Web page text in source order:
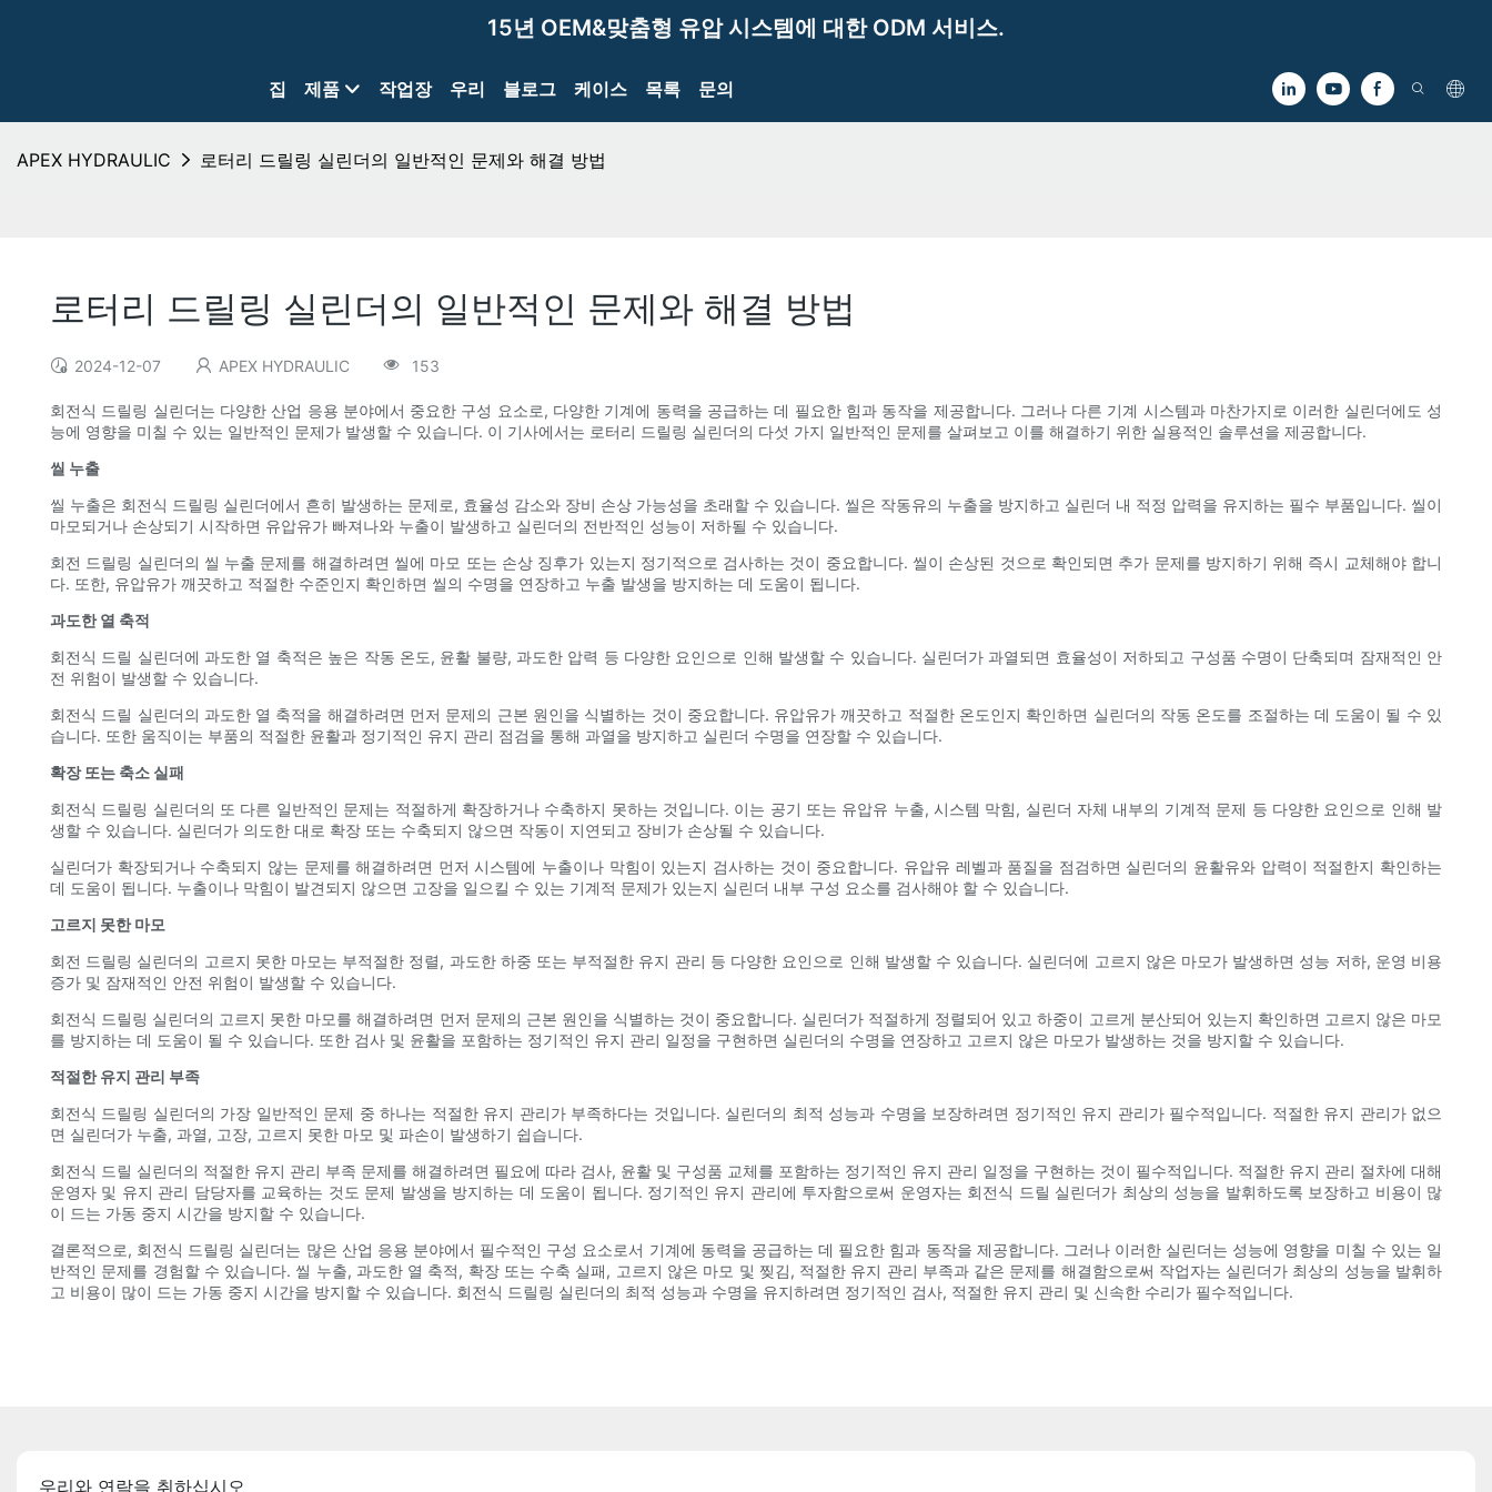
15년 OEM&맞춤형 유압 시스템에 대한 ODM 서비스.
집 제품 작업장 우리 블로그 케이스 목록 문의
APEX HYDRAULIC 로터리 드릴링 실린더의 일반적인 문제와 해결 방법
로터리 드릴링 실린더의 일반적인 문제와 해결 방법
2024-12-07 APEX HYDRAULIC 153
회전식 드릴링 실린더는 다양한 산업 응용 분야에서 중요한 구성 요소로, 다양한 기계에 동력을 공급하는 데 필요한 힘과 동작을 제공합니다. 그러나 다른 기계 시스템과 마찬가지로 이러한 실린더에도 성
능에 영향을 미칠 수 있는 일반적인 문제가 발생할 수 있습니다. 이 기사에서는 로터리 드릴링 실린더의 다섯 가지 일반적인 문제를 살펴보고 이를 해결하기 위한 실용적인 솔루션을 제공합니다.
씰 누출
씰 누출은 회전식 드릴링 실린더에서 흔히 발생하는 문제로, 효율성 감소와 장비 손상 가능성을 초래할 수 있습니다. 씰은 작동유의 누출을 방지하고 실린더 내 적정 압력을 유지하는 필수 부품입니다. 씰이
마모되거나 손상되기 시작하면 유압유가 빠져나와 누출이 발생하고 실린더의 전반적인 성능이 저하될 수 있습니다.
회전 드릴링 실린더의 씰 누출 문제를 해결하려면 씰에 마모 또는 손상 징후가 있는지 정기적으로 검사하는 것이 중요합니다. 씰이 손상된 것으로 확인되면 추가 문제를 방지하기 위해 즉시 교체해야 합니
다. 또한, 유압유가 깨끗하고 적절한 수준인지 확인하면 씰의 수명을 연장하고 누출 발생을 방지하는 데 도움이 됩니다.
과도한 열 축적
회전식 드릴 실린더에 과도한 열 축적은 높은 작동 온도, 윤활 불량, 과도한 압력 등 다양한 요인으로 인해 발생할 수 있습니다. 실린더가 과열되면 효율성이 저하되고 구성품 수명이 단축되며 잠재적인 안
전 위험이 발생할 수 있습니다.
회전식 드릴 실린더의 과도한 열 축적을 해결하려면 먼저 문제의 근본 원인을 식별하는 것이 중요합니다. 유압유가 깨끗하고 적절한 온도인지 확인하면 실린더의 작동 온도를 조절하는 데 도움이 될 수 있
습니다. 또한 움직이는 부품의 적절한 윤활과 정기적인 유지 관리 점검을 통해 과열을 방지하고 실린더 수명을 연장할 수 있습니다.
확장 또는 축소 실패
회전식 드릴링 실린더의 또 다른 일반적인 문제는 적절하게 확장하거나 수축하지 못하는 것입니다. 이는 공기 또는 유압유 누출, 시스템 막힘, 실린더 자체 내부의 기계적 문제 등 다양한 요인으로 인해 발
생할 수 있습니다. 실린더가 의도한 대로 확장 또는 수축되지 않으면 작동이 지연되고 장비가 손상될 수 있습니다.
실린더가 확장되거나 수축되지 않는 문제를 해결하려면 먼저 시스템에 누출이나 막힘이 있는지 검사하는 것이 중요합니다. 유압유 레벨과 품질을 점검하면 실린더의 윤활유와 압력이 적절한지 확인하는
데 도움이 됩니다. 누출이나 막힘이 발견되지 않으면 고장을 일으킬 수 있는 기계적 문제가 있는지 실린더 내부 구성 요소를 검사해야 할 수 있습니다.
고르지 못한 마모
회전 드릴링 실린더의 고르지 못한 마모는 부적절한 정렬, 과도한 하중 또는 부적절한 유지 관리 등 다양한 요인으로 인해 발생할 수 있습니다. 실린더에 고르지 않은 마모가 발생하면 성능 저하, 운영 비용
증가 및 잠재적인 안전 위험이 발생할 수 있습니다.
회전식 드릴링 실린더의 고르지 못한 마모를 해결하려면 먼저 문제의 근본 원인을 식별하는 것이 중요합니다. 실린더가 적절하게 정렬되어 있고 하중이 고르게 분산되어 있는지 확인하면 고르지 않은 마모
를 방지하는 데 도움이 될 수 있습니다. 또한 검사 및 윤활을 포함하는 정기적인 유지 관리 일정을 구현하면 실린더의 수명을 연장하고 고르지 않은 마모가 발생하는 것을 방지할 수 있습니다.
적절한 유지 관리 부족
회전식 드릴링 실린더의 가장 일반적인 문제 중 하나는 적절한 유지 관리가 부족하다는 것입니다. 실린더의 최적 성능과 수명을 보장하려면 정기적인 유지 관리가 필수적입니다. 적절한 유지 관리가 없으
면 실린더가 누출, 과열, 고장, 고르지 못한 마모 및 파손이 발생하기 쉽습니다.
회전식 드릴 실린더의 적절한 유지 관리 부족 문제를 해결하려면 필요에 따라 검사, 윤활 및 구성품 교체를 포함하는 정기적인 유지 관리 일정을 구현하는 것이 필수적입니다. 적절한 유지 관리 절차에 대해
운영자 및 유지 관리 담당자를 교육하는 것도 문제 발생을 방지하는 데 도움이 됩니다. 정기적인 유지 관리에 투자함으로써 운영자는 회전식 드릴 실린더가 최상의 성능을 발휘하도록 보장하고 비용이 많
이 드는 가동 중지 시간을 방지할 수 있습니다.
결론적으로, 회전식 드릴링 실린더는 많은 산업 응용 분야에서 필수적인 구성 요소로서 기계에 동력을 공급하는 데 필요한 힘과 동작을 제공합니다. 그러나 이러한 실린더는 성능에 영향을 미칠 수 있는 일
반적인 문제를 경험할 수 있습니다. 씰 누출, 과도한 열 축적, 확장 또는 수축 실패, 고르지 않은 마모 및 찢김, 적절한 유지 관리 부족과 같은 문제를 해결함으로써 작업자는 실린더가 최상의 성능을 발휘하
고 비용이 많이 드는 가동 중지 시간을 방지할 수 있습니다. 회전식 드릴링 실린더의 최적 성능과 수명을 유지하려면 정기적인 검사, 적절한 유지 관리 및 신속한 수리가 필수적입니다.
우리와 연락을 취하십시오